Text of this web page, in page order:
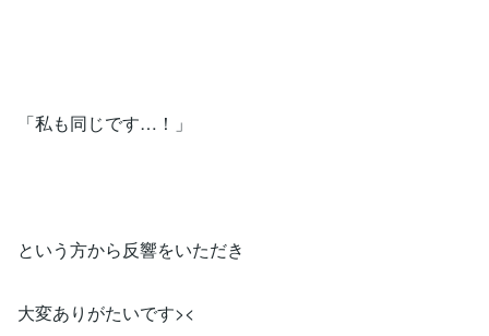
「私も同じです…！」
という方から反響をいただき
大変ありがたいです><